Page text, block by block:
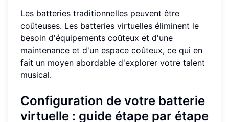
Les batteries traditionnelles peuvent être
coûteuses. Les batteries virtuelles éliminent le
besoin d'équipements coûteux et d'une
maintenance et d'un espace coûteux, ce qui en
fait un moyen abordable d'explorer votre talent
musical.
Configuration de votre batterie
virtuelle : guide étape par étape